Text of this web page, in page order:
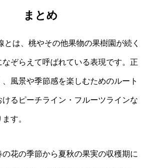
まとめ
とは、桃やその他果物の果樹園が続く
ぞらえて呼ばれている表現です。正
風景や季節感を楽しむためのルート
るピーチライン・フルーツラインな
す。
花の季節から夏秋の果実の収穫期に